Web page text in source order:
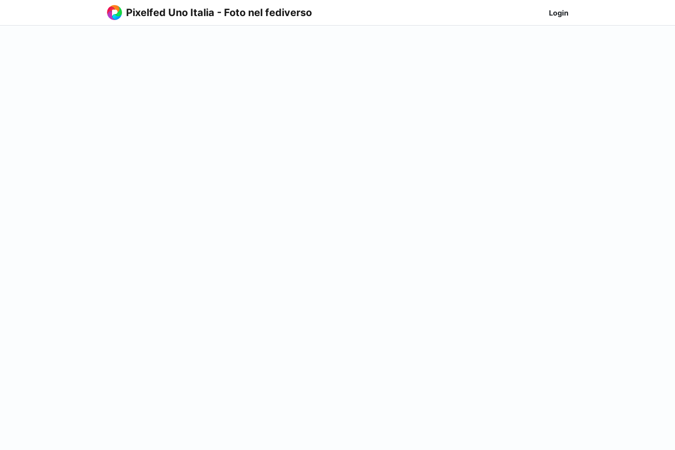
Pixelfed Uno Italia - Foto nel fediverso Login